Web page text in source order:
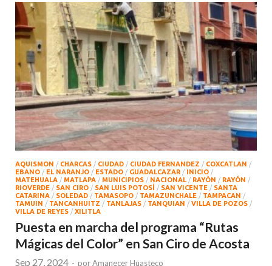
AQUISMON / CHARCAS / CIUDAD / CIUDAD FERNANDEZ / COXCATLAN /
EBANO / EL NARANJO / ESTADO / GUADALCAZAR / INICIO /
MATEHUALA / MATLAPA / MUNICIPIOS / NACIONAL / RAYÒN / RAYÓN /
RIOVERDE / SAN CIRO / SAN LUIS POTOSÍ / SAN VICENTE / SANTA
CATARINA / SOLEDAD / TAMASOPO / TAMAZUNCHALE / TAMPACAN /
TAMUIN / TANCANHUITZ / TANLAJAS / TANQUIAN / VILLA DE POZOS /
VILLA DE REYES / XILITLA
Puesta en marcha del programa “Rutas
Mágicas del Color” en San Ciro de Acosta
Sep 27, 2024 - porAmanecer Huasteco